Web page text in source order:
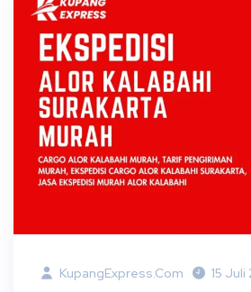
KupangExpress.com 15 Juli